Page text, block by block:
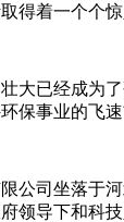
得着一个个惊
大已经成为
保事业的飞速
公司坐落于
领导下和科